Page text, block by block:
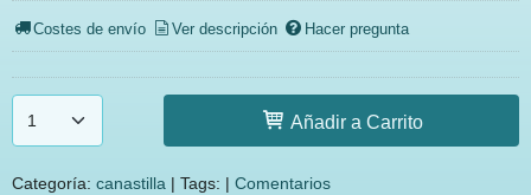
Costes de envío Ver descripción Hacer pregunta
Añadir a Carrito
Categoría: canastilla | Tags: | Comentarios